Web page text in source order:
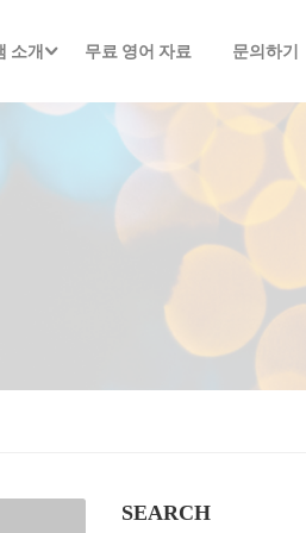
소개 무료 영어 자료 문의하기
SEARCH